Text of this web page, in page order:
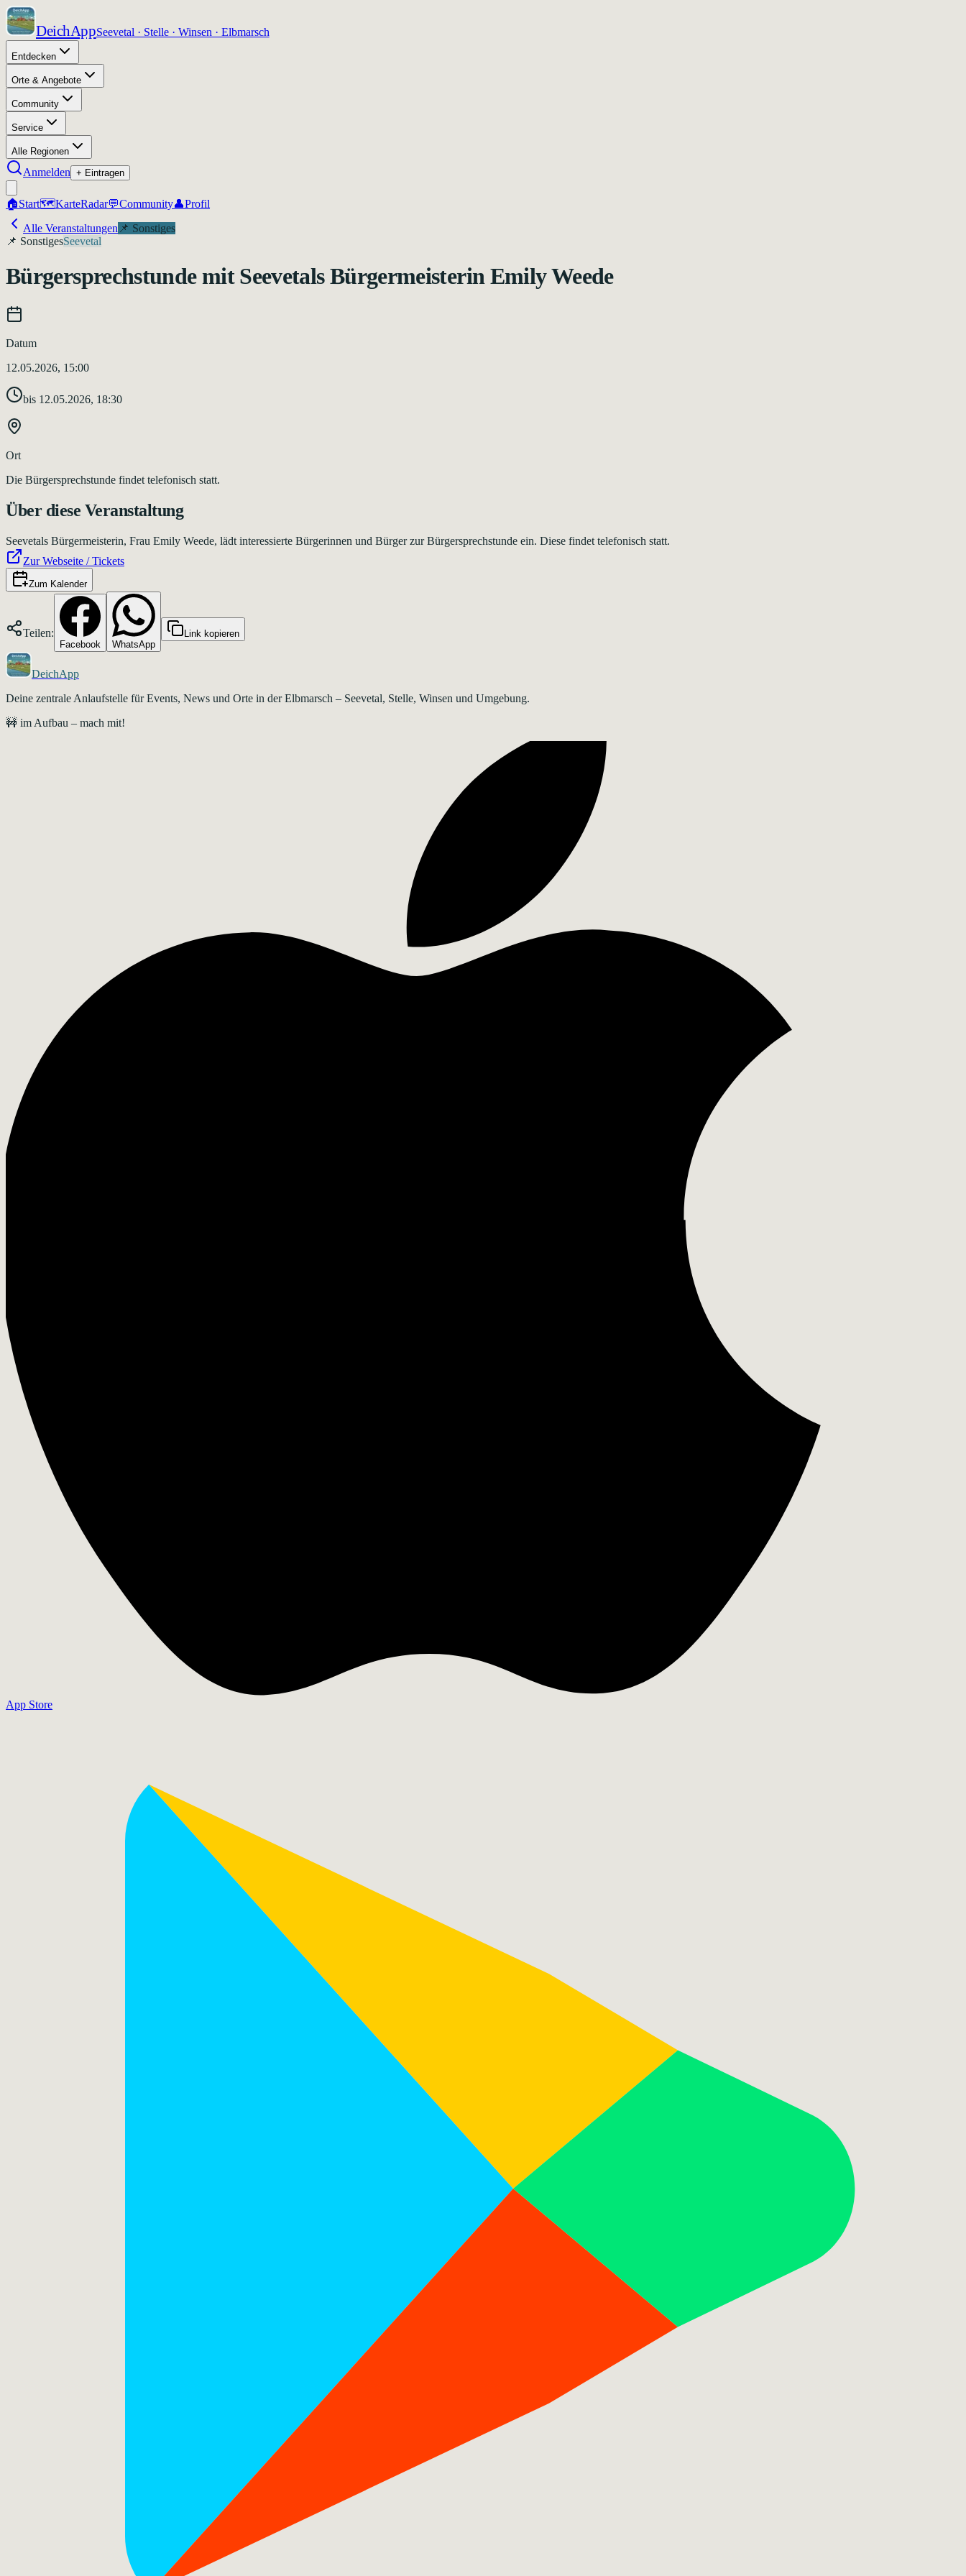
DeichAppSeevetal · Stelle · Winsen · Elbmarsch
Entdecken
Orte & Angebote
Community
Service
Alle Regionen
Anmelden + Eintragen
🏠Start🗺️KarteRadar💬Community👤Profil
Alle Veranstaltungen 📌 Sonstiges
📌 SonstigesSeevetal
Bürgersprechstunde mit Seevetals Bürgermeisterin Emily Weede
Datum
12.05.2026, 15:00
bis 12.05.2026, 18:30
Ort
Die Bürgersprechstunde findet telefonisch statt.
Über diese Veranstaltung
Seevetals Bürgermeisterin, Frau Emily Weede, lädt interessierte Bürgerinnen und Bürger zur Bürgersprechstunde ein. Diese findet telefonisch statt.
Zur Webseite / Tickets
Zum Kalender
Teilen:
Facebook WhatsApp
Link kopieren
DeichApp
Deine zentrale Anlaufstelle für Events, News und Orte in der Elbmarsch – Seevetal, Stelle, Winsen und Umgebung.
🚧 im Aufbau – mach mit!
App Store